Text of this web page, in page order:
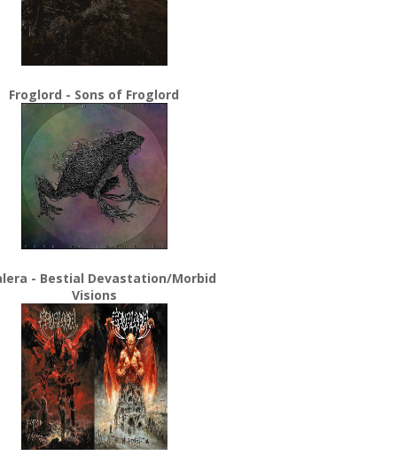
Froglord - Sons of Froglord
- Bestial Devastation/Morbid
Visions